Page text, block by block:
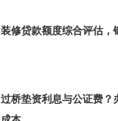
装修贷款额度综合评估，
过桥垫资利息与公证费？